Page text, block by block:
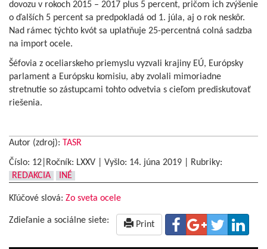
dovozu v rokoch 2015 – 2017 plus 5 percent, pričom ich zvýšenie
o ďalších 5 percent sa predpokladá od 1. júla, aj o rok neskôr.
Nad rámec týchto kvót sa uplatňuje 25-percentná colná sadzba
na import ocele.
Šéfovia z oceliarskeho priemyslu vyzvali krajiny EÚ, Európsky
parlament a Európsku komisiu, aby zvolali mimoriadne
stretnutie so zástupcami tohto odvetvia s cieľom prediskutovať
riešenia.
Autor (zdroj): TASR
Číslo: 12|Ročník: LXXV | Vyšlo: 14. júna 2019
Rubriky:
REDAKCIA
INÉ
Kľúčové slová: Zo sveta ocele
Zdieľanie a sociálne siete: Print